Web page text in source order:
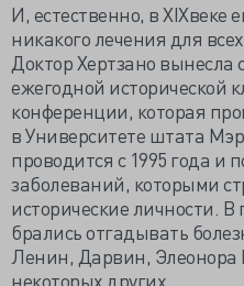
И, естественно, в XIXвеке
никакого лечения для
Доктор Хертзано вынесла
ежегодной исторической
конференции, которая
в Университете штата
проводится с 1995 года и
заболеваний, которыми
исторические личности.
брались отгадывать
Ленин, Дарвин, Элеонора
некоторых других.